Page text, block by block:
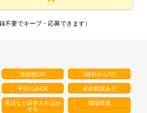
不要でキープ・応募できます）
未経験OK 1教科からOK
平日のみOK 昇給制度あり
英語など語学力を活か
せる
職場禁煙